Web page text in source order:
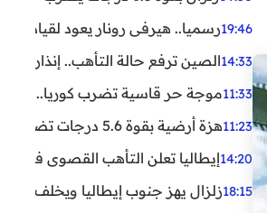
19:46رسميا.. هيرفي رونار يعود لقيادة
14:33الصين ترفع حالة التأهب.. إنذاران
11:33موجة حر قاسية تضرب كوريا..
11:23هزة أرضية بقوة 5.6 درجات تضرب مصر
14:20إيطاليا تعلن التأهب القصوى في 23 مدينة بسبب موجة حر شديدة
18:15زلزال يهز جنوب إيطاليا ويخلف